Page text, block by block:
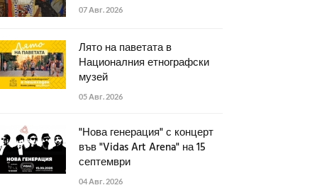
07 Авг. 2026
Лято на паветата в
Националния етнографски
музей
05 Авг. 2026
"Нова генерация" с концерт
във "Vidas Art Arena" на 15
септември
04 Авг. 2026